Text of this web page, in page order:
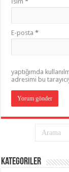
E-posta*
yaptığımda
adresimi bu
Kategoriler